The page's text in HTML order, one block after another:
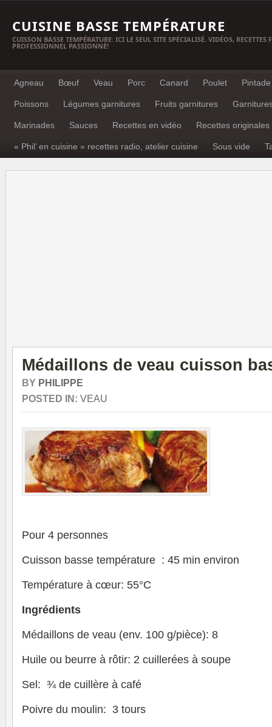
CUISINE BASSE TEMPÉRATURE
CUISSON BASSE TEMPÉRATURE: ICI LE SEUL SITE SPÉCIALISÉ. VIDÉOS, RECETTES
PROFESSIONNEL PASSIONNÉ!
Agneau Bœuf Veau Porc Canard Poulet Pintade
Poissons Légumes garnitures Fruits garnitures
Marinades Sauces Recettes en vidéo Recettes originales
« Phil’ en cuisine » recettes radio, atelier cuisine Sous vide
Médaillons de veau cuisson
BY PHILIPPE
POSTED IN: VEAU
Pour 4 personnes
Cuisson basse température : 45 min environ
Température à cœur: 55°C
Ingrédients
Médaillons de veau (env. 100 g/pièce): 8
Huile ou beurre à rôtir: 2 cuillerées à soupe
Sel: ¾ de cuillère à café
Poivre du moulin: 3 tours